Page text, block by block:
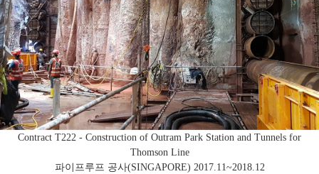
Contract T222 - Construction of Outram Park Station and Tunnels for
Thomson Line
파이프루프 공사(SINGAPORE) 2017.11~2018.12